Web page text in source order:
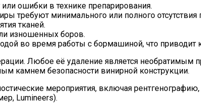
ошибки в технике препарирования.
требуют минимального или полного
тканей.
изношенных боров.
во время работы с бормашиной, что приводит
Любое её удаление является
камнем безопасности винирной конструкции.
мероприятия, включая
Lumineers).